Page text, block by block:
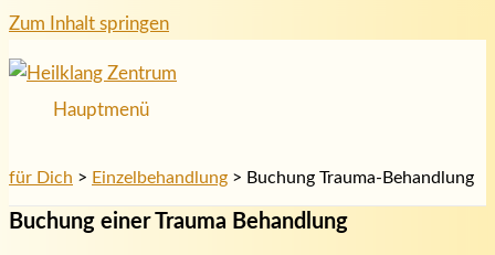
Zum Inhalt springen
Hauptmenü
für Dich > Einzelbehandlung > Buchung Trauma-Behandlung
Buchung einer Trauma Behandlung